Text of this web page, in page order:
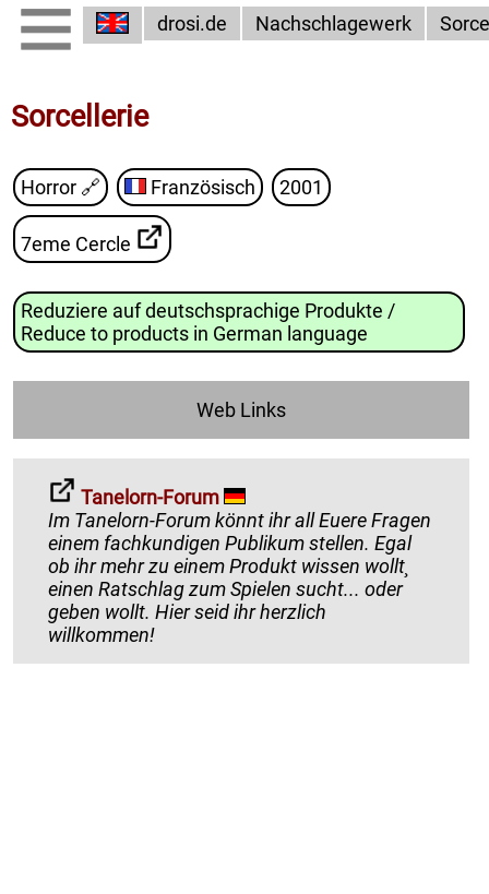
drosi.de Nachschlagewerk
Sorcellerie
Horror 🔗 Französisch 2001
7eme Cercle
Reduziere auf deutschsprachige Produkte /
Reduce to products in German language
Web Links
Tanelorn-Forum
Im Tanelorn-Forum könnt ihr all Euere Fragen
einem fachkundigen Publikum stellen. Egal
ob ihr mehr zu einem Produkt wissen wollt¸
einen Ratschlag zum Spielen sucht... oder
geben wollt. Hier seid ihr herzlich
willkommen!